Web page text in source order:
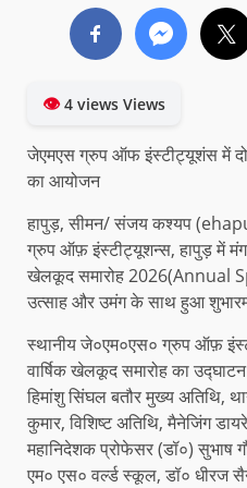
👁4 views Views
जेएमएस ग्रुप ऑफ इंस्टीट्यूशंस में दो
का आयोजन
हापुड़, सीमन/ संजय कश्यप
ग्रुप ऑफ़ इंस्टीट्यूशन्स, हापुड़ में
खेलकूद समारोह 2026(Annual
उत्साह और उमंग के साथ हुआ
स्थानीय जे०एम०एस० ग्रुप ऑफ़
वार्षिक खेलकूद समारोह का
हिमांशु सिंघल बतौर मुख्य अतिथि,
कुमार, विशिष्ट अतिथि, मैनेजिंग
महानिदेशक प्रोफेसर (डॉ०) सुभाष
एम० एस० वर्ल्ड स्कूल, डॉ० धीरज